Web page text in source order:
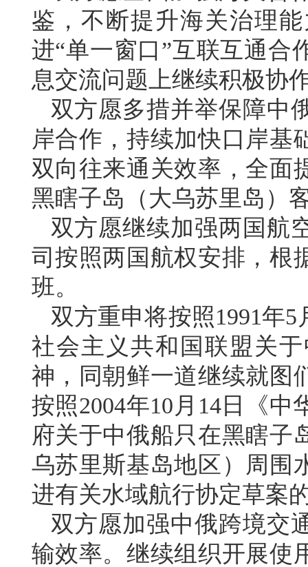
鉴，不断提升海关治理
进“单一窗口”互联互通合
息交流问题上继续积极协
双方愿多措并举保障中
岸合作，持续加快口岸基
双向往来通关效率，全面
黑瞎子岛（大乌苏里岛）
双方愿继续加强两国航
司按照两国航权安排，根
班。
双方重申将按照1991年
社会主义共和国联盟关
神，同朝鲜一道继续就图
按照2004年10月14日《
府关于中俄船只在黑瞎子
乌苏里斯基岛地区）周围
进有关水域航行协定草案
双方愿加强中俄跨境交
输效率。继续组织开展使